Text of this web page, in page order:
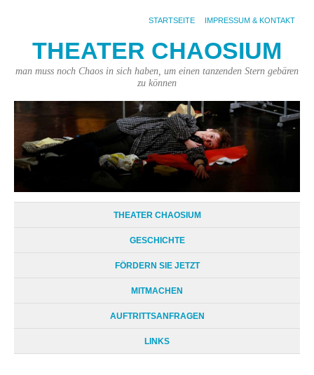
STARTSEITE IMPRESSUM & KONTAKT
THEATER CHAOSIUM
man muss noch Chaos in sich haben, um einen tanzenden Stern gebären
zu können
THEATER CHAOSIUM
GESCHICHTE
FÖRDERN SIE JETZT
MITMACHEN
AUFTRITTSANFRAGEN
LINKS